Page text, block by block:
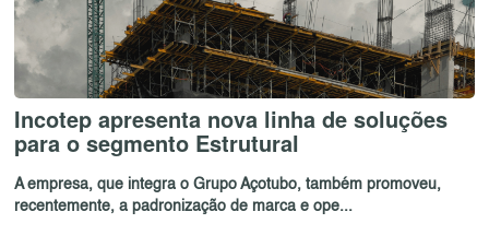
Incotep apresenta nova linha de soluções
para o segmento Estrutural
A empresa, que integra o Grupo Açotubo, também promoveu,
recentemente, a padronização de marca e ope...